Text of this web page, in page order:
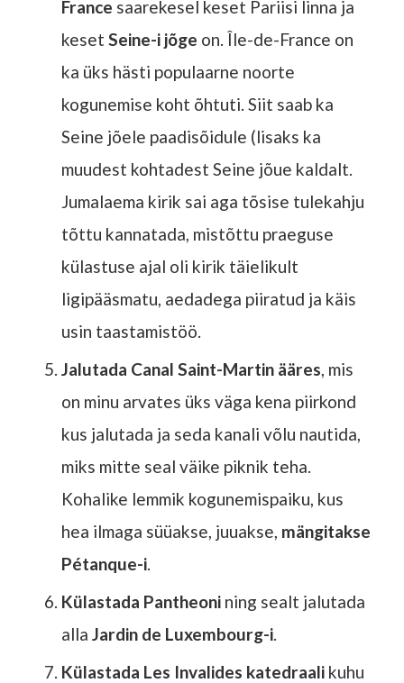
France saarekesel keset Pariisi linna ja
keset Seine-i jõge on. Île-de-France on
ka üks hästi populaarne noorte
kogunemise koht õhtuti. Siit saab ka
Seine jõele paadisõidule (lisaks ka
muudest kohtadest Seine jõue kaldalt.
Jumalaema kirik sai aga tõsise tulekahju
tõttu kannatada, mistõttu praeguse
külastuse ajal oli kirik täielikult
ligipääsmatu, aedadega piiratud ja käis
usin taastamistöö.
Jalutada Canal Saint-Martin ääres, mis
on minu arvates üks väga kena piirkond
kus jalutada ja seda kanali võlu nautida,
miks mitte seal väike piknik teha.
Kohalike lemmik kogunemispaiku, kus
hea ilmaga süüakse, juuakse, mängitakse
Pétanque-i.
Külastada Pantheonining sealt jalutada
alla Jardin de Luxembourg-i.
Külastada Les Invalides katedraalikuhu